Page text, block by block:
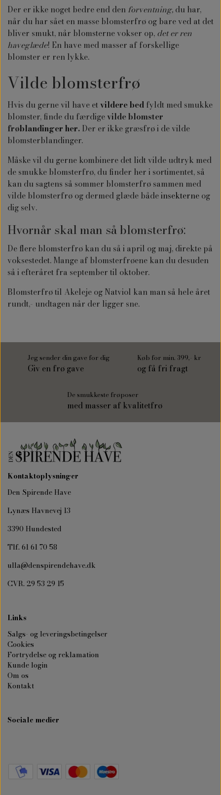
Der er ikke noget bedre end den forventning, du har,
når du har sået en masse blomsterfrø og bare ved at det
bliver smukt, når blomsterne vokser op, det er ren
haveglæde! En have med masser af forskellige
blomster er ren lykke.
Vilde blomsterfrø
Hvis du gerne vil have etvildere bed fyldt med smukke
blomster, finde du færdigevilde blomster
frøblandinger her. Der er ikke græsfrø i de vilde
blomsterblandinger.
Måske vil du gerne kombinere det lidt vilde udtryk med
de smukke blomsterfrø, du finder her i sortimentet, så
kan du sagtens så sommer blomsterfrø sammen med
vilde blomsterfrø og dermed glæde bådeinsekterne og
dig selv.
Hvornår skal man så blomsterfrø:
De flere blomsterfrø kan du så i april og maj, direkte på
voksestedet. Mange af blomsterfrøene kan du desuden
så i efteråret fra september til oktober.
Blomsterfrø til Akeleje og Natviol kan man så hele året
rundt,- undtagen når der ligger sne.
Jeg sender din gave for dig
Giv en frø gave
Køb for min. 399,- kr
og få fri fragt
De smukkeste frøposer
med masser af kvalitetfrø
Kontaktoplysninger
Den Spirende Have
Lynæs Havnevej 13
3390 Hundested
Tlf. 61 61 70 58
ulla@denspirendehave.dk
CVR. 29 53 29 15
Links
Salgs- og leveringsbetingelser
Cookies
Fortrydelse og reklamation
Kunde login
Om os
Kontakt
Sociale medier